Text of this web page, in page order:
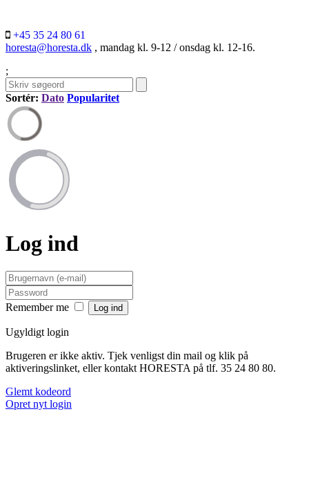
+45 35 24 80 61
horesta@horesta.dk , mandag kl. 9-12 / onsdag kl. 12-16.
;
Sortér: Dato Popularitet
Log ind
Remember me
Ugyldigt login
Brugeren er ikke aktiv. Tjek venligst din mail og klik på
aktiveringslinket, eller kontakt HORESTA på tlf. 35 24 80 80.
Glemt kodeord
Opret nyt login